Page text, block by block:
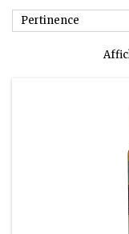
Pertinence